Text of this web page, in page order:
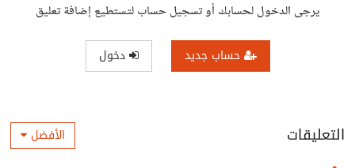
يرجى الدخول لحسابك أو تسجيل حساب لتستطيع إضافة تعليق
حساب جديد دخول
التعليقات الأفضل